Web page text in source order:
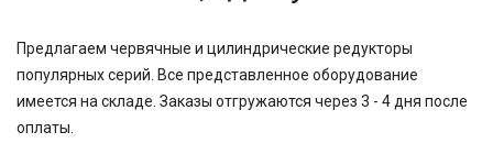
Предлагаем червячные и цилиндрические редукторы
популярных серий. Все представленное оборудование
имеется на складе. Заказы отгружаются через 3 - 4 дня после
оплаты.